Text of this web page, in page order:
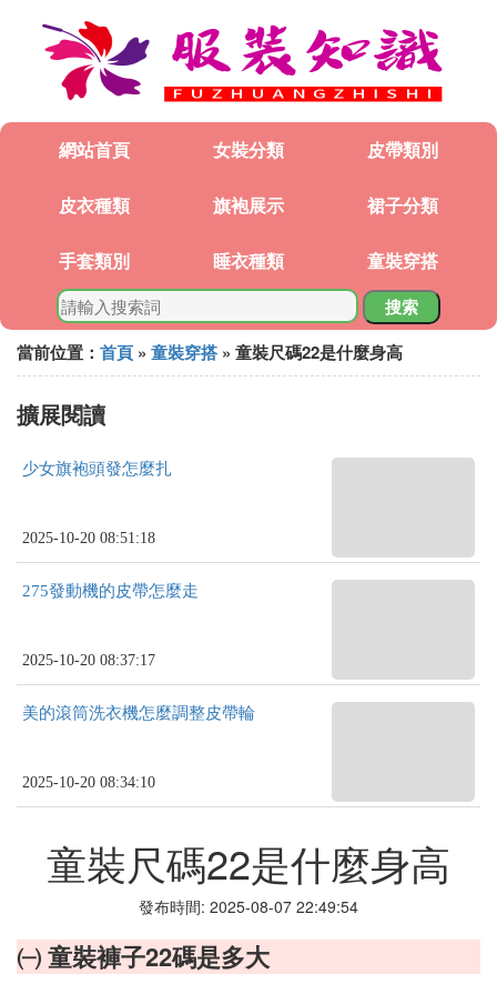
網站首頁 女裝分類 皮帶類別
皮衣種類 旗袍展示 裙子分類
手套類別 睡衣種類 童裝穿搭
搜索
當前位置： 首頁 » 童裝穿搭» 童裝尺碼22是什麼身高
擴展閱讀
少女旗袍頭發怎麼扎
2025-10-20 08:51:18
275發動機的皮帶怎麼走
2025-10-20 08:37:17
美的滾筒洗衣機怎麼調整皮帶輪
2025-10-20 08:34:10
童裝尺碼22是什麼身高
發布時間: 2025-08-07 22:49:54
㈠ 童裝褲子22碼是多大